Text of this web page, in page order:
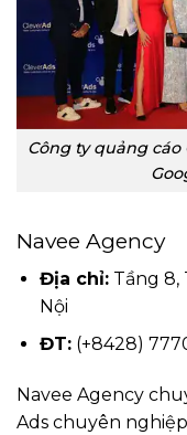
Công ty quảng cáo
Navee Agency
Địa chỉ:Tầng 8,
Nội
ĐT:(+8428)
Navee Agency
Ads chuyên